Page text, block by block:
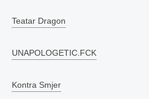
Teatar Dragon
UNAPOLOGETIC.FCK
Kontra Smjer